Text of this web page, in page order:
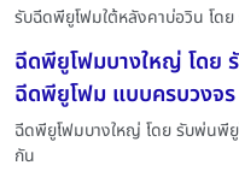
รับฉีดพียูโฟมใต้หลังคาบ่อวิน โ
ฉีดพียูโฟมบางใหญ่ โดย
ฉีดพียูโฟม แบบครบวงจร
ฉีดพียูโฟมบางใหญ่ โดย รับพ่นพี
กัน